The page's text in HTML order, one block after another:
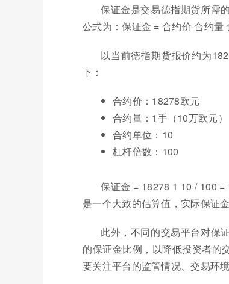
保证金是交易德指期货所需
公式为：保证金 = 合约价 合约量
以当前德指期货报价约为
下：
合约价：18278欧元
合约量：1手（10万欧元）
合约单位：10
杠杆倍数：100
保证金 = 18278 1 10 / 100
是一个大致的估算值，实际保证
此外，不同的交易平台对保
的保证金比例，以降低投资者的
要关注平台的监管情况、交易环